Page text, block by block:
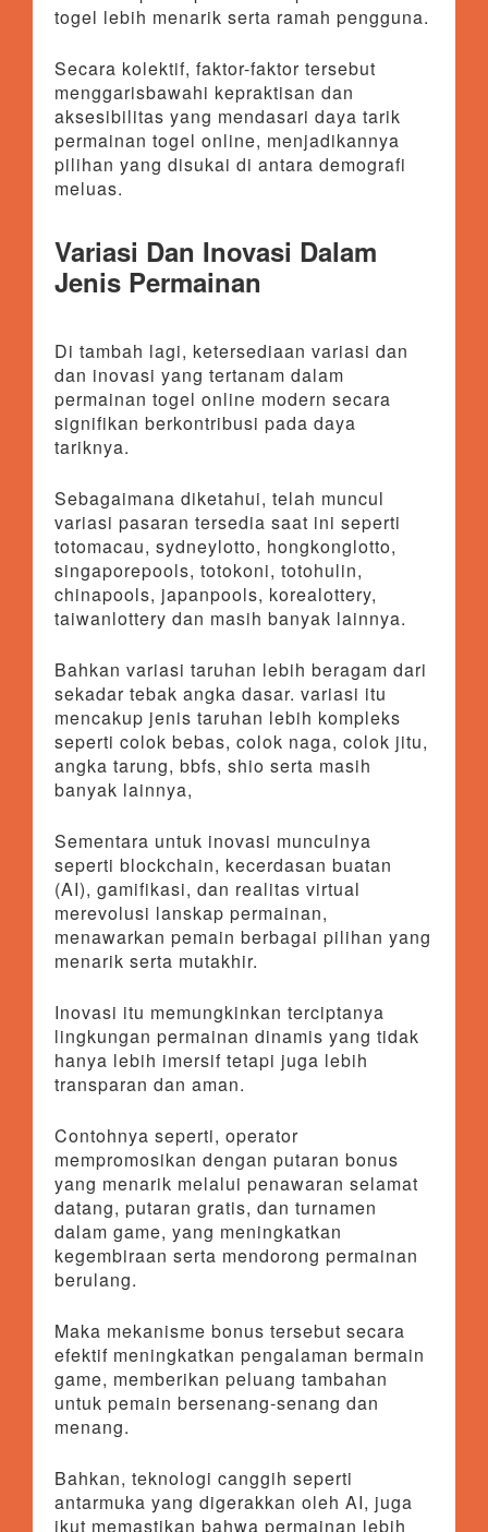
togel lebih menarik serta ramah pengguna.
Secara kolektif, faktor-faktor tersebut
menggarisbawahi kepraktisan dan
aksesibilitas yang mendasari daya tarik
permainan togel online, menjadikannya
pilihan yang disukai di antara demografi
meluas.
Variasi Dan Inovasi Dalam
Jenis Permainan
Di tambah lagi, ketersediaan variasi dan
dan inovasi yang tertanam dalam
permainan togel online modern secara
signifikan berkontribusi pada daya
tariknya.
Sebagaimana diketahui, telah muncul
variasi pasaran tersedia saat ini seperti
totomacau, sydneylotto, hongkonglotto,
singaporepools, totokoni, totohulin,
chinapools, japanpools, korealottery,
taiwanlottery dan masih banyak lainnya.
Bahkan variasi taruhan lebih beragam dari
sekadar tebak angka dasar. variasi itu
mencakup jenis taruhan lebih kompleks
seperti colok bebas, colok naga, colok jitu,
angka tarung, bbfs, shio serta masih
banyak lainnya,
Sementara untuk inovasi munculnya
seperti blockchain, kecerdasan buatan
(AI), gamifikasi, dan realitas virtual
merevolusi lanskap permainan,
menawarkan pemain berbagai pilihan yang
menarik serta mutakhir.
Inovasi itu memungkinkan terciptanya
lingkungan permainan dinamis yang tidak
hanya lebih imersif tetapi juga lebih
transparan dan aman.
Contohnya seperti, operator
mempromosikan dengan putaran bonus
yang menarik melalui penawaran selamat
datang, putaran gratis, dan turnamen
dalam game, yang meningkatkan
kegembiraan serta mendorong permainan
berulang.
Maka mekanisme bonus tersebut secara
efektif meningkatkan pengalaman bermain
game, memberikan peluang tambahan
untuk pemain bersenang-senang dan
menang.
Bahkan, teknologi canggih seperti
antarmuka yang digerakkan oleh AI, juga
ikut memastikan bahwa permainan lebih